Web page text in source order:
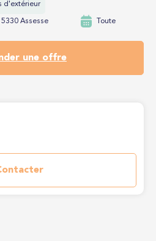
d'extérieur
Assesse Toute
une offre